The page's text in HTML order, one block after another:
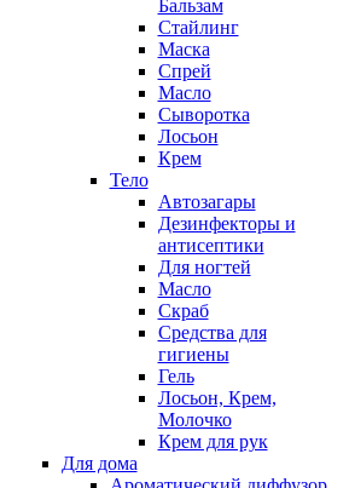
Бальзам
Стайлинг
Маска
Спрей
Масло
Сыворотка
Лосьон
Крем
Тело
Автозагары
Дезинфекторы и
антисептики
Для ногтей
Масло
Скраб
Средства для
гигиены
Гель
Лосьон, Крем,
Молочко
Крем для рук
Для дома